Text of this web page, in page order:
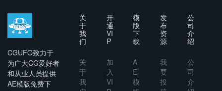
CGUFO致力于
为广大CG爱好者
和从业人员提供
AE模版免费下
关
于
我
们
关
于
我
开
通
VI
P
加
入
VI
模
版
下
载
A
E
模
发
布
资
源
我
要
投
公
司
介
绍
公
司
介